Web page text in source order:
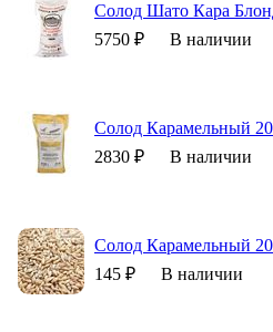
Солод Шато Кара
5750 ₽
В наличии
Солод Карамельный
2830 ₽
В наличии
Солод Карамельный
145 ₽
В наличии